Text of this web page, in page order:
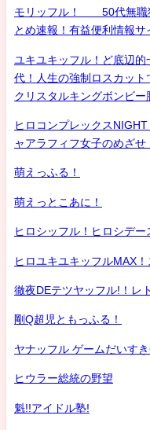
モリッフル！ 50代無職
とめ速報！有益便利情報
ユキユキッフル！ど底辺
代！人生の強制ロスカッ
クリスタルキングボンビー
ヒロコンプレックス
ャアラフィフ女子のめざ
萌えっふる！
萌えっとこあに！
ヒロシッフル！ヒロシデー
ヒロユキユキッフルMAX！
徹夜DEテツヤッフル!！レ
剛Q超児ともっふる！
ヤナッフル ゲームだいす
ヒウラー総統の野望
魁!!アイドル塾!